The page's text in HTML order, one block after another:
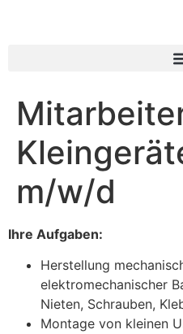
m/w/d
Ihre Aufgaben:
Herstellung
elektromechanischer
Nieten, Schrauben,
Montage von kleinen